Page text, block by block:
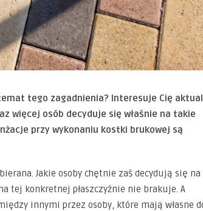
tego zagadnienia? Interesuje Cię
więcej osób decyduje się właśnie na takie
przy wykonaniu kostki brukowej są
Jakie osoby chętnie zaś decydują się
tej konkretnej płaszczyźnie nie brakuje. A
innymi przez osoby, które mają własne